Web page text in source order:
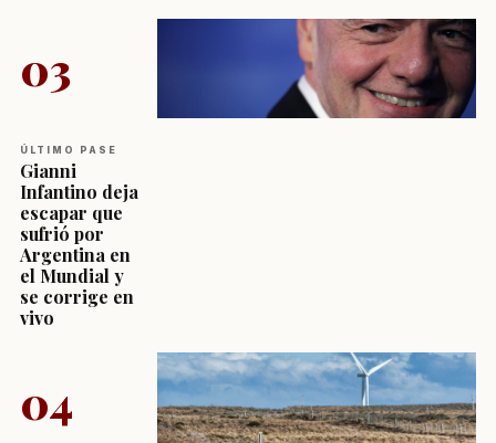
03
ÚLTIMO PASE
Gianni
Infantino deja
escapar que
sufrió por
Argentina en
el Mundial y
se corrige en
vivo
04